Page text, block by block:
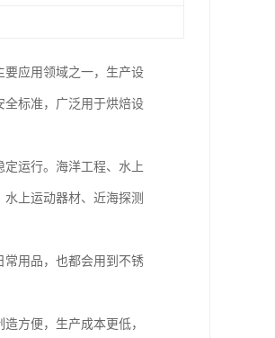
要应用领域之一，生产设
全标准，广泛用于烘焙设
运行。海洋工程、水上
上运动器材、近海探测
常用品，也都会用到不锈
方便，生产成本更低，